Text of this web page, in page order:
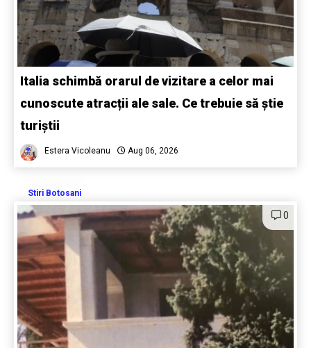
Italia schimbă orarul de vizitare a celor mai
cunoscute atracții ale sale. Ce trebuie să știe
turiștii
Estera Vicoleanu Aug 06, 2026
Stiri Botosani
0